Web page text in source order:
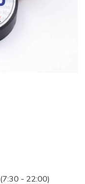
(7:30 - 22:00)